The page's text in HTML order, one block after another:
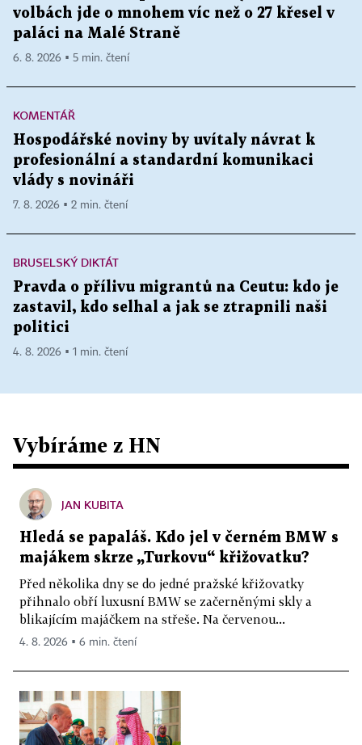
volbách jde o mnohem víc než o 27 křesel v
paláci na Malé Straně
6. 8. 2026 ▪ 5 min. čtení
KOMENTÁŘ
Hospodářské noviny by uvítaly návrat k
profesionální a standardní komunikaci
vlády s novináři
7. 8. 2026 ▪ 2 min. čtení
BRUSELSKÝ DIKTÁT
Pravda o přílivu migrantů na Ceutu: kdo je
zastavil, kdo selhal a jak se ztrapnili naši
politici
4. 8. 2026 ▪ 1 min. čtení
Vybíráme z HN
JAN KUBITA
Hledá se papaláš. Kdo jel v černém BMW s
majákem skrze „Turkovu“ křižovatku?
Před několika dny se do jedné pražské křižovatky
přihnalo obří luxusní BMW se začerněnými skly a
blikajícím majáčkem na střeše. Na červenou...
4. 8. 2026 ▪ 6 min. čtení